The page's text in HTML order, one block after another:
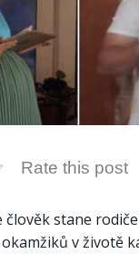
Rate this post
člověk stane
v životě